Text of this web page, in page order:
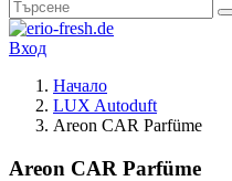
Вход
Начало
LUX Autoduft
Areon CAR Parfüme
Areon CAR Parfüme